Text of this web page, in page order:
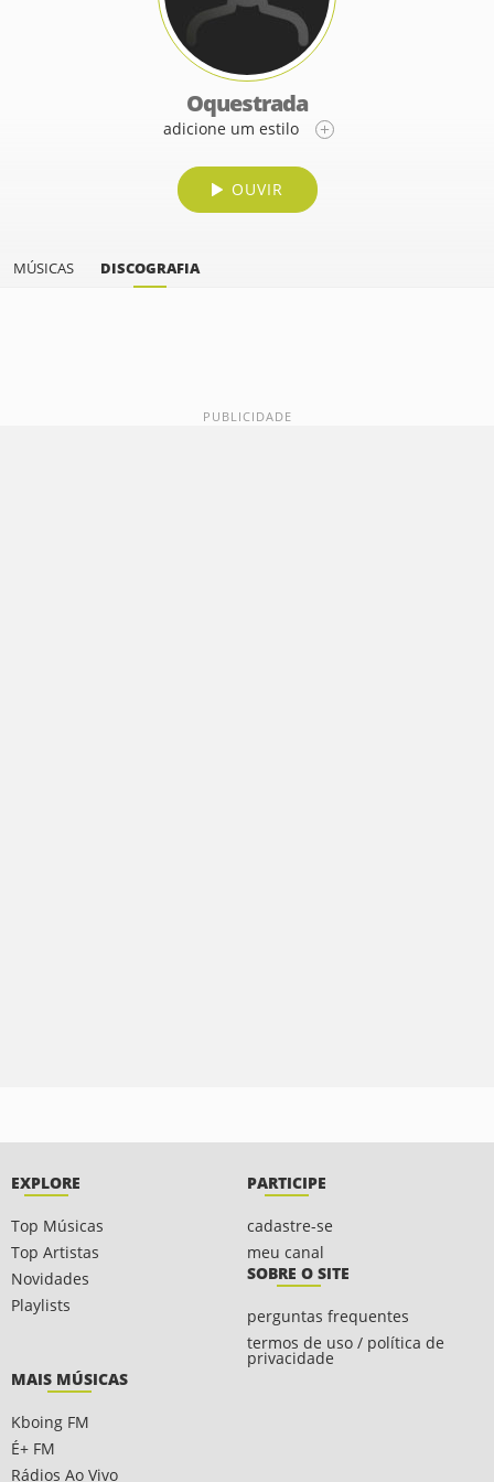
Oquestrada
adicione um estilo
OUVIR
MÚSICAS DISCOGRAFIA
EXPLORE
Top Músicas
Top Artistas
Novidades
Playlists
PARTICIPE
cadastre-se
meu canal
SOBRE O SITE
perguntas frequentes
termos de uso / política de
privacidade
MAIS MÚSICAS
Kboing FM
É+ FM
Rádios Ao Vivo